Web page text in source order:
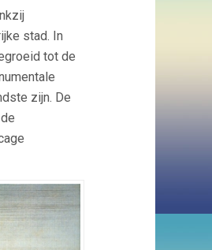
stad. In
tot de
zijn. De